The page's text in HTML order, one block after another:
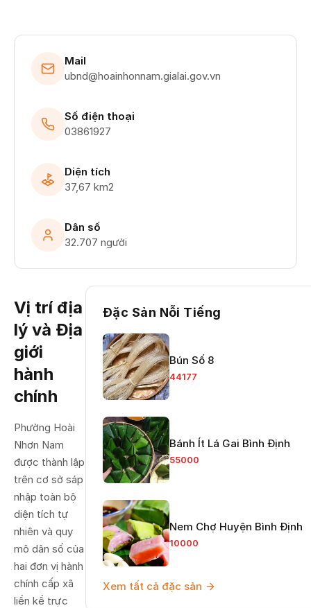
Mail
ubnd@hoainhonnam.gialai.gov.vn
Số điện thoại
03861927
Diện tích
37,67 km2
Dân số
32.707 người
Vị trí địa
lý và Địa
giới
hành
chính
Phường Hoài
Nhơn Nam
được thành lập
trên cơ sở sáp
nhập toàn bộ
diện tích tự
nhiên và quy
mô dân số của
hai đơn vị hành
chính cấp xã
liền kề trực
Đặc Sản Nỗi Tiếng
Bún Số 8
44177
Bánh Ít Lá Gai Bình Định
55000
Nem Chợ Huyện Bình Định
10000
Xem tất cả đặc sản